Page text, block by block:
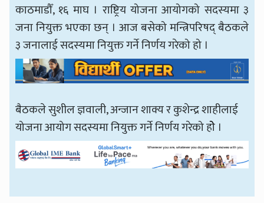
काठमाडौँ, १६ माघ । राष्ट्रिय योजना आयोगको सदस्यमा ३
जना नियुक्त भएका छन् । आज बसेको मन्त्रिपरिषद् बैठकले
३ जनालाई सदस्यमा नियुक्त गर्ने निर्णय गरेको हो ।
बैठकले सुशील ज्ञवाली, अन्जान शाक्य र कुशेन्द्र शाहीलाई
योजना आयोग सदस्यमा नियुक्त गर्ने निर्णय गरेको होे ।